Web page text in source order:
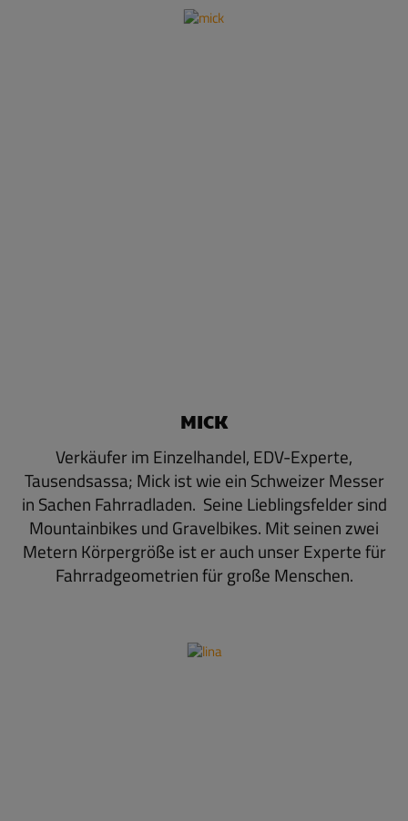
MICK
Verkäufer im Einzelhandel, EDV-Experte,
Tausendsassa; Mick ist wie ein Schweizer Messer
in Sachen Fahrradladen. Seine Lieblingsfelder sind
Mountainbikes und Gravelbikes. Mit seinen zwei
Metern Körpergröße ist er auch unser Experte für
Fahrradgeometrien für große Menschen.